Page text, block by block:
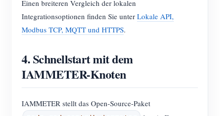
Einen breiteren Vergleich der lokalen
Integrationsoptionen finden Sie unter Lokale API,
Modbus TCP, MQTT und HTTPS.
4. Schnellstart mit dem
IAMMETER-Knoten
IAMMETER stellt das Open-Source-Paket